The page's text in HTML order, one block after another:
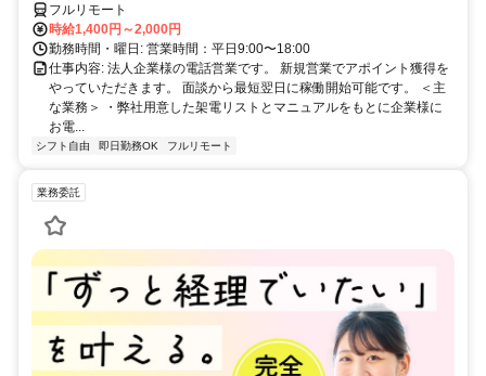
両立を実現
フルリモート
時給1,400円～2,000円
勤務時間・曜日: 営業時間：平日9:00〜18:00
仕事内容: 法人企業様の電話営業です。 新規営業でアポイント獲得を
やっていただきます。 面談から最短翌日に稼働開始可能です。 ＜主
な業務＞ ・弊社用意した架電リストとマニュアルをもとに企業様に
お電...
シフト自由 即日勤務OK フルリモート
業務委託